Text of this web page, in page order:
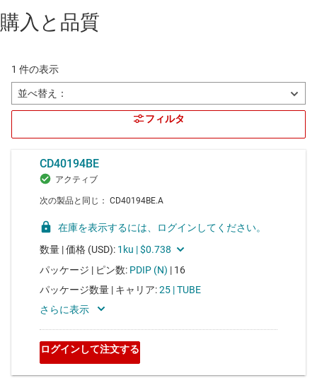
購入と品質